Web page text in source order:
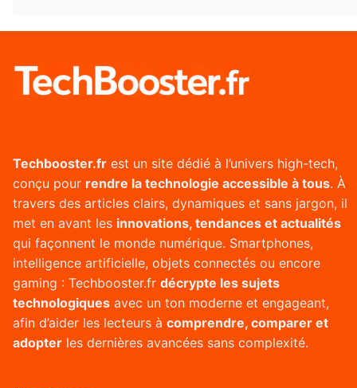
Techbooster.fr est un site dédié à l’univers high-tech,
conçu pour rendre la technologie accessible à tous. À
travers des articles clairs, dynamiques et sans jargon, il
met en avant les innovations, tendances et actualités
qui façonnent le monde numérique. Smartphones,
intelligence artificielle, objets connectés ou encore
gaming : Techbooster.fr décrypte les sujets
technologiques avec un ton moderne et engageant,
afin d’aider les lecteurs à comprendre, comparer et
adopter les dernières avancées sans complexité.